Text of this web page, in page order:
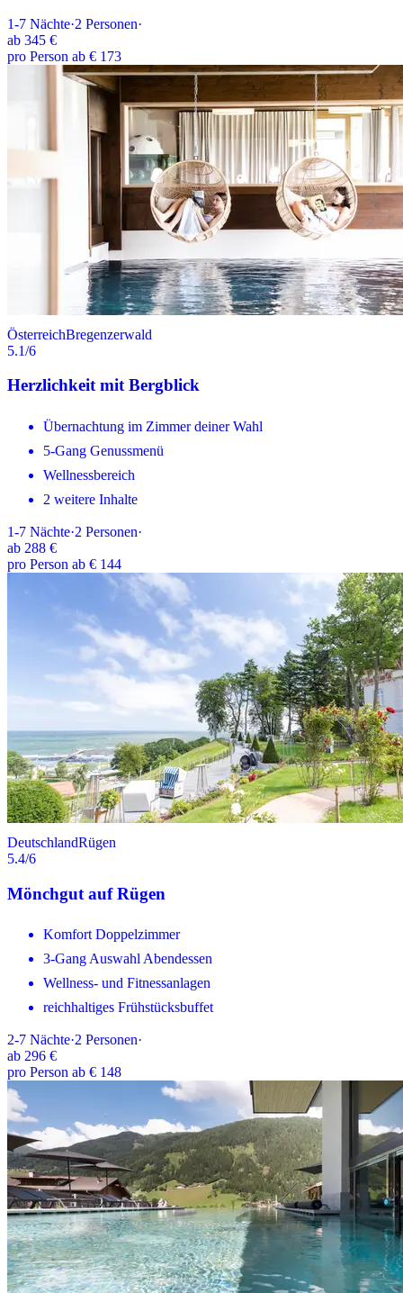
1-7 Nächte·2 Personen·
ab 345 €
pro Person ab € 173
ÖsterreichBregenzerwald
5.1/6
Herzlichkeit mit Bergblick
Übernachtung im Zimmer deiner Wahl
5-Gang Genussmenü
Wellnessbereich
2 weitere Inhalte
1-7 Nächte·2 Personen·
ab 288 €
pro Person ab € 144
DeutschlandRügen
5.4/6
Mönchgut auf Rügen
Komfort Doppelzimmer
3-Gang Auswahl Abendessen
Wellness- und Fitnessanlagen
reichhaltiges Frühstücksbuffet
2-7 Nächte·2 Personen·
ab 296 €
pro Person ab € 148